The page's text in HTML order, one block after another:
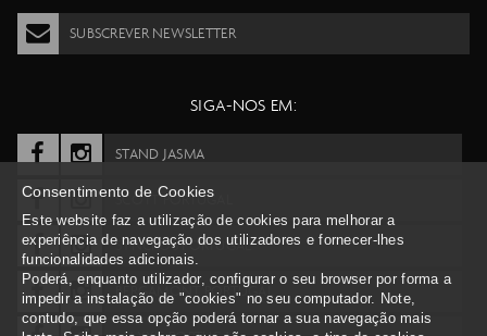
SUBSCREVER NEWSLETTER
SIGA-NOS EM:
STAND JASMA
SCOTT PORTUGAL
SYNCROS PORTUGAL
BERGAMONT PORTUGAL
Consentimento de Cookies
Este website faz a utilização de cookies para melhorar a
experiência de navegação dos utilizadores e fornecer-lhes
funcionalidades adicionais.
Poderá, enquanto utilizador, configurar o seu browser por forma a
impedir a instalação de "cookies" no seu computador. Note,
contudo, que essa opção poderá tornar a sua navegação mais